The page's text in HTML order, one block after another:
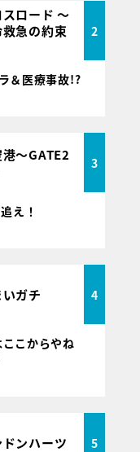
ロード ～
急の約束
2
＆医療事故!?
～GATE2
3
え！
ガチ 4
こからやね
ンハーツ 5